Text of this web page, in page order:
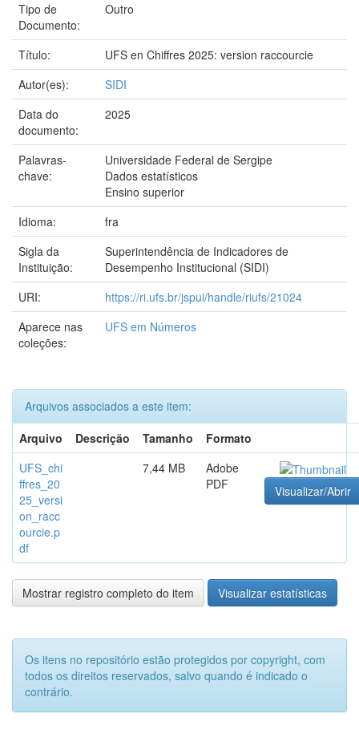
Tipo de
Documento:
Outro
Título:
UFS en Chiffres 2025: version raccourcie
Autor(es):
SIDI
Data do
documento:
2025
Palavras-
chave:
Universidade Federal de Sergipe
Dados estatísticos
Ensino superior
Idioma:
fra
Sigla da
Instituição:
Superintendência de Indicadores de
Desempenho Institucional (SIDI)
URI:
https://ri.ufs.br/jspui/handle/riufs/21024
Aparece nas
coleções:
UFS em Números
Arquivos associados a este item:
Arquivo
Descrição Tamanho
Formato
UFS_chi
ffres_20
25_versi
on_racc
ourcie.p
df
7,44 MB
Adobe
PDF
Visualizar/Abrir
Mostrar registro completo do item Visualizar estatísticas
Os itens no repositório estão protegidos por copyright, com
todos os direitos reservados, salvo quando é indicado o
contrário.